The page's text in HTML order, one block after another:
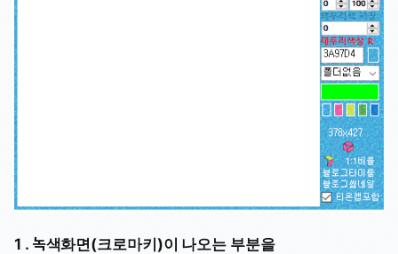
1 . 녹색화면(크로마키)이 나오는 부분을